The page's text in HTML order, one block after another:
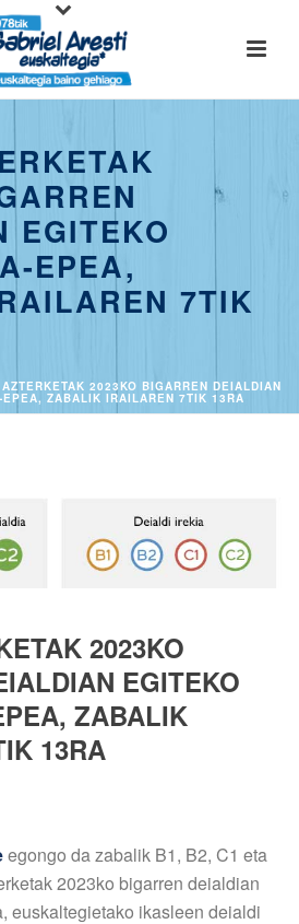
EGITEKO
EPEA,
7TIK
2023KO BIGARREN DEIALDIAN
EPEA, ZABALIK IRAILAREN 7TIK 13RA
2023KO
EGITEKO
ZABALIK
13RA
egongo da zabalik B1, B2, C1 eta
2023ko bigarren deialdian
euskaltegietako ikasleen deialdi